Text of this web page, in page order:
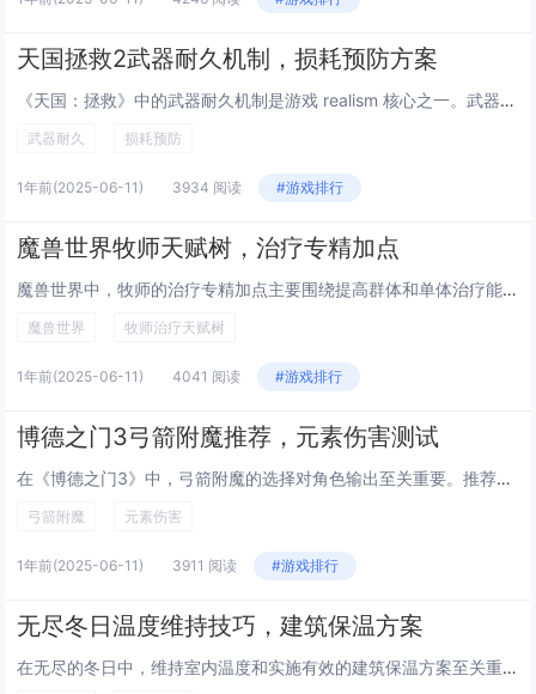
天国拯救2武器耐久机制，损耗预防方案
《天国：拯救》中的武器耐久机制是游戏 realism 核心之一。武器使用过程中会因攻击、格挡和环境交互而损耗，耐久度归零会导致损坏或失效。为预防损耗，玩家可采取多种方案：避免不必要的格挡，利用闪避减少武器消耗；定期修理装备，游戏中可通过铁匠...
武器耐久 损耗预防
1年前(2025-06-11) 3934 阅读 #游戏排行
魔兽世界牧师天赋树，治疗专精加点
魔兽世界中，牧师的治疗专精加点主要围绕提高群体和单体治疗能力、生存能力和法力值恢复效率展开。在天赋树选择上， Discipline（戒律）与 Holy（神圣）是两大核心治疗方向。Discipline 更侧重于预判性护盾和生存能力，推荐优先提...
魔兽世界 牧师治疗天赋树
1年前(2025-06-11) 4041 阅读 #游戏排行
博德之门3弓箭附魔推荐，元素伤害测试
在《博德之门3》中，弓箭附魔的选择对角色输出至关重要。推荐优先考虑元素伤害附魔，如火焰、冰霜或闪电，这些附魔不仅能提升基础伤害，还能触发额外效果，例如点燃目标或造成持续伤害。通过实际测试发现，火焰附魔在对付易燃敌人时尤为有效，而冰霜附魔则适...
弓箭附魔 元素伤害
1年前(2025-06-11) 3911 阅读 #游戏排行
无尽冬日温度维持技巧，建筑保温方案
在无尽的冬日中，维持室内温度和实施有效的建筑保温方案至关重要。通过优化建筑材料、设计合理的隔热层以及采用高效能源系统，可以显著减少热量流失并提升舒适度。使用双层或三层玻璃窗、增加墙体和屋顶的保温材料厚度、密封门窗缝隙等措施，能够有效阻挡寒冷...